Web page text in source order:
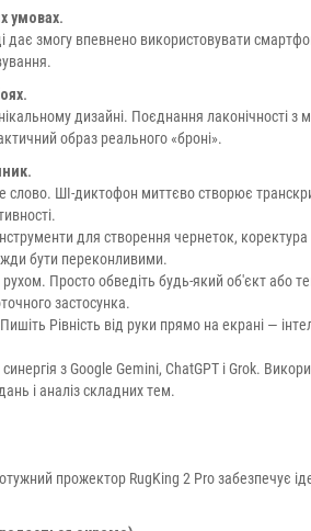
умовах.
змогу впевнено використовувати
дизайні. Поєднання лаконічності
образ реального «броні».
слово. ШІ-диктофон миттєво створює
для створення чернеток,
бути переконливими.
Просто обведіть будь-який об'єкт або
застосунка.
Рівність від руки прямо на екрані —
з Google Gemini, ChatGPT і Grok.
і аналіз складних тем.
прожектор RugKing 2 Pro забезпечує